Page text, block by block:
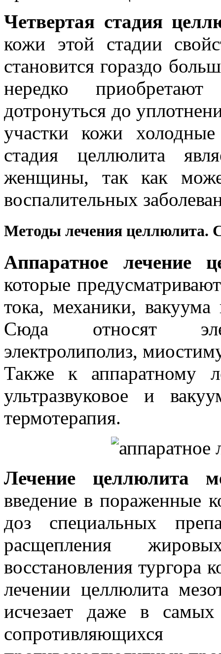
Четвертая стадия
кожи этой стадии
становится гораздо
нередко
дотронуться до
участки кожи
стадия целлюлита
женщины, так как
воспалительных
Методы лечения целлюлита.
Аппаратное лечение
которые
тока, механики, вакуума
Сюда относят
электролиполиз,
Также к аппаратному
ультразвуковое и
термотерапия.
Лечение целлюлита
введение в пораженные
доз специальных
расщепления
восстановления тургора
лечении целлюлита
исчезает даже в